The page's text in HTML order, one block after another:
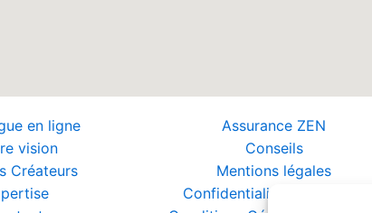
en ligne
vision
Créateurs
Assurance ZEN
Conseils
Mentions légales
Confidentialité et Données